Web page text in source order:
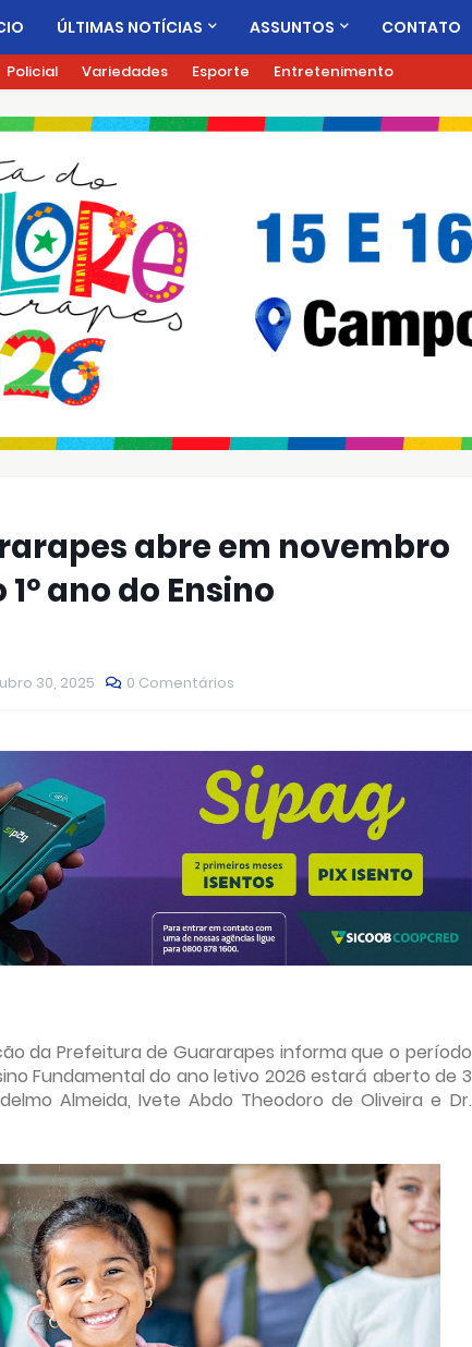
ÚLTIMAS NOTÍCIAS ASSUNTOS CONTATO
Policial Variedades Esporte Entretenimento
abre em novembro
ano do Ensino
30, 2025 0 Comentários
da Prefeitura de Guararapes informa que o período
Fundamental do ano letivo 2026 estará aberto de 3
Almeida, Ivete Abdo Theodoro de Oliveira e Dr.